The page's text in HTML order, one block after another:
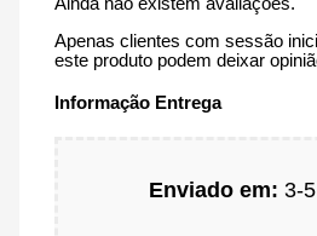
Ainda não existem avaliações.
Apenas clientes com sessão
este produto podem deixar
Informação Entrega
Enviado em: 3-